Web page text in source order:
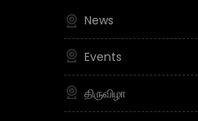
News
Events
திருவிழா